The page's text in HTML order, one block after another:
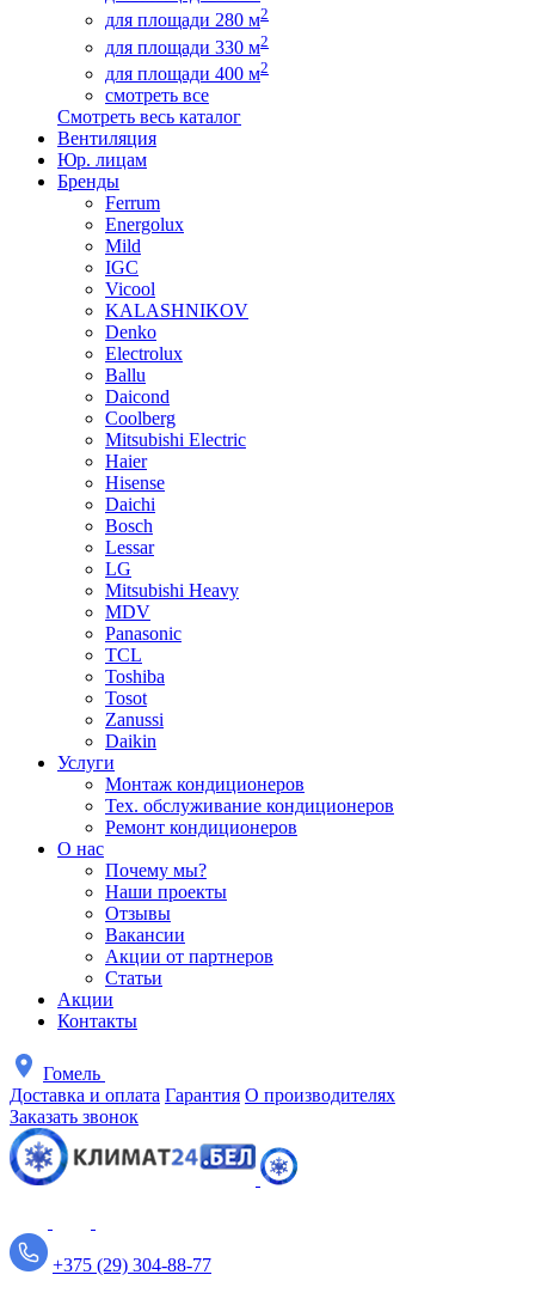
для площади 280 м2
для площади 330 м2
для площади 400 м2
смотреть все
Смотреть весь каталог
Вентиляция
Юр. лицам
Бренды
Ferrum
Energolux
Mild
IGC
Vicool
KALASHNIKOV
Denko
Electrolux
Ballu
Daicond
Coolberg
Mitsubishi Electric
Haier
Hisense
Daichi
Bosch
Lessar
LG
Mitsubishi Heavy
MDV
Panasonic
TCL
Toshiba
Tosot
Zanussi
Daikin
Услуги
Монтаж кондиционеров
Тех. обслуживание кондиционеров
Ремонт кондиционеров
О нас
Почему мы?
Наши проекты
Отзывы
Вакансии
Акции от партнеров
Статьи
Акции
Контакты
Гомель
Доставка и оплата Гарантия О производителях
Заказать звонок
+375 (29) 304-88-77